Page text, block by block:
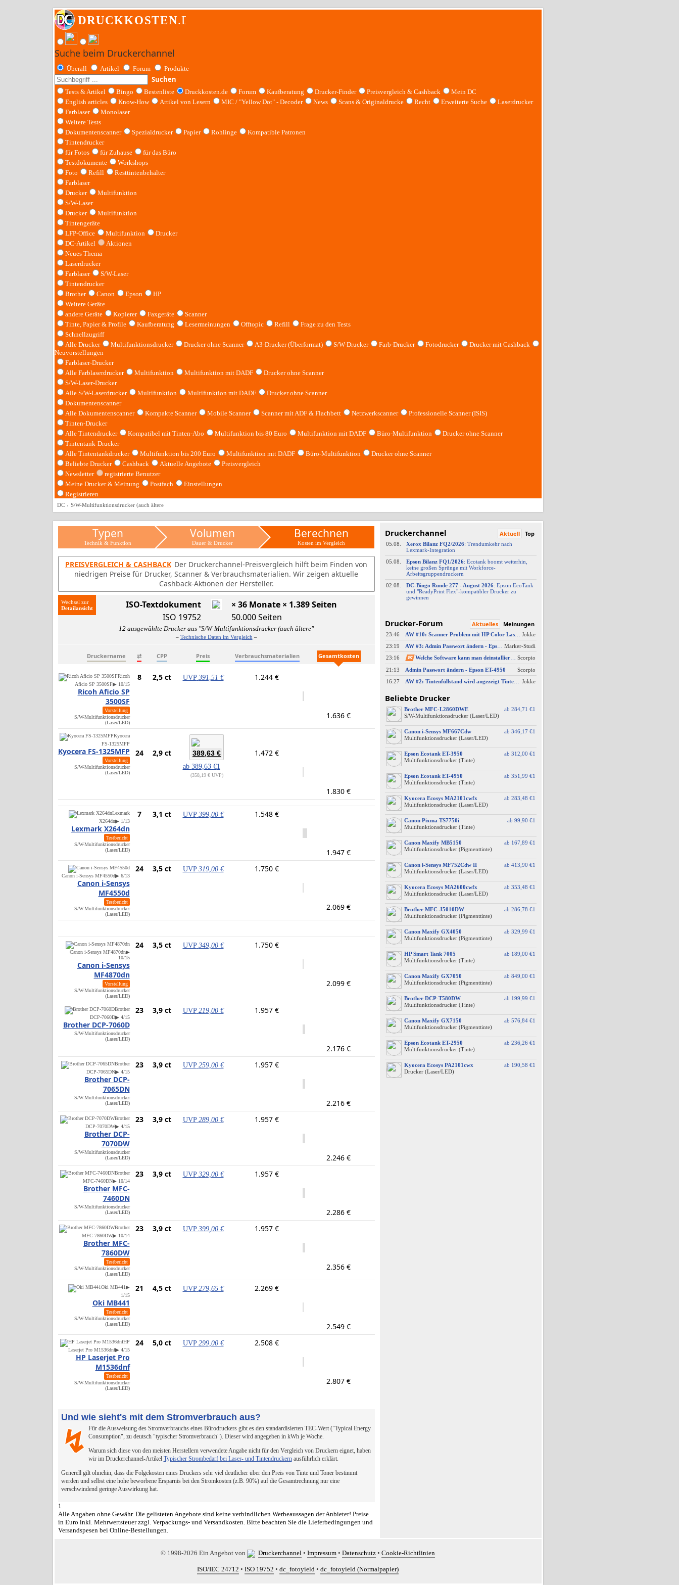
Suche beim Druckerchannel
Überall Artikel Forum Produkte
Suchen
Tests & Artikel Bingo Bestenliste Druckkosten.de Forum Kaufberatung Drucker-Finder Preisvergleich & Cashback
Mein DC
English articles
Know-How Artikel von Lesern MIC / "Yellow Dot" - Decoder News Scans & Originaldrucke Recht Erweiterte Suche
Laserdrucker
Farblaser
Monolaser
Weitere Tests
Dokumentenscanner
Spezialdrucker Papier Rohlinge
Kompatible Patronen
Tintendrucker
für Fotos
für Zuhause
für das Büro
Testdokumente
Workshops
Foto
Refill
Resttintenbehälter
Farblaser
Drucker
Multifunktion
S/W-Laser
Drucker
Multifunktion
Tintengeräte
LFP-Office
Multifunktion
Drucker
DC-Artikel
Aktionen
Neues Thema
Laserdrucker
Farblaser
S/W-Laser
Tintendrucker
Brother
Canon Epson
HP
Weitere Geräte
andere Geräte
Kopierer Faxgeräte
Scanner
Tinte, Papier & Profile
Kaufberatung Lesermeinungen Offtopic Refill
Frage zu den Tests
Schnellzugriff
Alle Drucker
Multifunktionsdrucker Drucker ohne Scanner A3-Drucker (Überformat) S/W-Drucker Farb-Drucker Fotodrucker
Drucker mit Cashback
Neuvorstellungen
Farblaser-Drucker
Alle Farblaserdrucker
Multifunktion Multifunktion mit DADF
Drucker ohne Scanner
S/W-Laser-Drucker
Alle S/W-Laserdrucker
Multifunktion Multifunktion mit DADF
Drucker ohne Scanner
Dokumentenscanner
Alle Dokumentenscanner
Kompakte Scanner Mobile Scanner Scanner mit ADF & Flachbett Netzwerkscanner
Professionelle Scanner (ISIS)
Tinten-Drucker
Alle Tintendrucker
Kompatibel mit Tinten-Abo Multifunktion bis 80 Euro Multifunktion mit DADF Büro-Multifunktion
Drucker ohne Scanner
Tintentank-Drucker
Alle Tintentankdrucker
Multifunktion bis 200 Euro Multifunktion mit DADF Büro-Multifunktion
Drucker ohne Scanner
Beliebte Drucker
Cashback Aktuelle Angebote
Preisvergleich
Newsletter
registrierte Benutzer
Meine Drucker & Meinung
Postfach
Einstellungen
Registrieren
DC S/W-Multifunktionsdrucker (auch ältere
Typen
Technik & Funktion
Volumen
Dauer & Drucker
Berechnen
Kosten im Vergleich
PREISVERGLEICH & CASHBACK Der Druckerchannel-Preisvergleich hilft beim Finden von
niedrigen Preise für Drucker, Scanner & Verbrauchsmaterialien. Wir zeigen aktuelle
Cashback-Aktionen der Hersteller.
Wechsel zur
ISO-Textdokument
ISO 19752
× 36 Monate × 1.389 Seiten
50.000 Seiten
12 ausgewählte Drucker aus "S/W-Multifunktionsdrucker (auch ältere"
– Technische Daten im Vergleich –
Druckername ⇄ CPP Preis Verbrauchsmaterialien Gesamtkosten
Ricoh
Aficio SP 3500SF▶ 10/15
Ricoh Aficio SP
3500SF
Vorstellung
S/W-Multifunktionsdrucker
(Laser/LED)
8 2,5 ct UVP 391,51 € 1.244 €
1.636 €
Kyocera
FS-1325MFP
Kyocera FS-1325MFP
Vorstellung
S/W-Multifunktionsdrucker
(Laser/LED)
24 2,9 ct 389,63 €
ab 389,63 €1
358,19 € UVP
1.472 €
1.830 €
Lexmark
X264dn▶ 1/13
Lexmark X264dn
Testbericht
S/W-Multifunktionsdrucker
(Laser/LED)
7 3,1 ct UVP 399,00 € 1.548 €
1.947 €
Canon i-Sensys MF4550d▶ 6/13
Canon i-Sensys
MF4550d
Testbericht
S/W-Multifunktionsdrucker
(Laser/LED)
24 3,5 ct UVP 319,00 € 1.750 €
2.069 €
Canon i-Sensys MF4870dn▶
10/15
Canon i-Sensys
MF4870dn
Vorstellung
S/W-Multifunktionsdrucker
(Laser/LED)
24 3,5 ct UVP 349,00 € 1.750 €
2.099 €
Brother
DCP-7060D▶ 4/15
Brother DCP-7060D
S/W-Multifunktionsdrucker
(Laser/LED)
23 3,9 ct UVP 219,00 € 1.957 €
2.176 €
Brother
DCP-7065DN▶ 4/15
Brother DCP-
7065DN
S/W-Multifunktionsdrucker
(Laser/LED)
23 3,9 ct UVP 259,00 € 1.957 €
2.216 €
Brother
DCP-7070DW▶ 4/15
Brother DCP-
7070DW
S/W-Multifunktionsdrucker
(Laser/LED)
23 3,9 ct UVP 289,00 € 1.957 €
2.246 €
Brother
MFC-7460DN▶ 10/14
Brother MFC-
7460DN
S/W-Multifunktionsdrucker
(Laser/LED)
23 3,9 ct UVP 329,00 € 1.957 €
2.286 €
Brother
MFC-7860DW▶ 10/14
Brother MFC-
7860DW
Testbericht
S/W-Multifunktionsdrucker
(Laser/LED)
23 3,9 ct UVP 399,00 € 1.957 €
2.356 €
Oki MB441▶
1/15
Oki MB441
Testbericht
S/W-Multifunktionsdrucker
(Laser/LED)
21 4,5 ct UVP 279,65 € 2.269 €
2.549 €
HP
Laserjet Pro M1536dnf▶ 4/15
HP Laserjet Pro
M1536dnf
Testbericht
S/W-Multifunktionsdrucker
(Laser/LED)
24 5,0 ct UVP 299,00 € 2.508 €
2.807 €
Und wie sieht's mit dem Stromverbrauch aus?
↯
Für die Ausweisung des Stromverbrauchs eines Bürodruckers gibt es den standardisierten TEC-Wert ("Typical Energy
Consumption", zu deutsch "typischer Stromverbrauch"). Dieser wird angegeben in kWh je Woche.
Warum sich diese von den meisten Herstellern verwendete Angabe nicht für den Vergleich von Druckern eignet, haben
wir im Druckerchannel-Artikel Typischer Strombedarf bei Laser- und Tintendruckernausführlich erklärt.
Generell gilt ohnehin, dass die Folgekosten eines Druckers sehr viel deutlicher über den Preis von Tinte und Toner bestimmt
werden und selbst eine hohe beworbene Ersparnis bei den Stromkosten (z.B. 90%) auf die Gesamtrechnung nur eine
verschwindend geringe Auswirkung hat.
1
Alle Angaben ohne Gewähr. Die gelisteten Angebote sind keine verbindlichen Werbeaussagen der Anbieter! Preise
in Euro inkl. Mehrwertsteuer zzgl. Verpackungs- und Versandkosten. Bitte beachten Sie die Lieferbedingungen und
Versandspesen bei Online-Bestellungen.
Druckerchannel Aktuell Top
05.08. Xerox Bilanz FQ2/2026: Trendumkehr nach
Lexmark-​Integration
05.08.
Epson Bilanz FQ1/2026: Ecotank boomt weiterhin,
keine großen Sprünge mit Workforce-​
Arbeitsgruppendruckern
02.08.
DC-​Bingo Runde 277 -​ August 2026: Epson EcoTank
und "ReadyPrint Flex"-​kompatibler Drucker zu
gewinnen
Drucker-Forum Aktuelles Meinungen
23:46 AW #10: Scanner Problem mit HP Color Laserjet Pro MFP M479fdw
Jokke
23:19
AW #3: Admin Passwort ändern - Epson ET-4950
Marker-Studi
23:16
✉ Welche Software kann man deinstallieren - welche ich zwingend erforderlich
Scorpio
21:13
Admin Passwort ändern - Epson ET-4950
Scorpio
16:27
AW #2: Tintenfüllstand wird angezeigt Tintenfüllstand wird angezeigt, aber unter Druckkopf-Status -- Jokke
Beliebte Drucker
ab 284,71 €1
Brother MFC-L2860DWE
S/W-Multifunktionsdrucker (Laser/LED)
ab 346,17 €1
Canon i-Sensys MF667Cdw
Multifunktionsdrucker (Laser/LED)
ab 312,00 €1
Epson Ecotank ET-3950
Multifunktionsdrucker (Tinte)
ab 351,99 €1
Epson Ecotank ET-4950
Multifunktionsdrucker (Tinte)
ab 283,48 €1
Kyocera Ecosys MA2101cwfx
Multifunktionsdrucker (Laser/LED)
ab 99,90 €1
Canon Pixma TS7750i
Multifunktionsdrucker (Tinte)
ab 167,89 €1
Canon Maxify MB5150
Multifunktionsdrucker (Pigmenttinte)
ab 413,90 €1
Canon i-Sensys MF752Cdw II
Multifunktionsdrucker (Laser/LED)
ab 353,48 €1
Kyocera Ecosys MA2600cwfx
Multifunktionsdrucker (Laser/LED)
ab 286,78 €1
Brother MFC-J5010DW
Multifunktionsdrucker (Pigmenttinte)
ab 329,99 €1
Canon Maxify GX4050
Multifunktionsdrucker (Pigmenttinte)
ab 189,00 €1
HP Smart Tank 7005
Multifunktionsdrucker (Tinte)
ab 849,00 €1
Canon Maxify GX7050
Multifunktionsdrucker (Pigmenttinte)
ab 199,99 €1
Brother DCP-T580DW
Multifunktionsdrucker (Tinte)
ab 576,84 €1
Canon Maxify GX7150
Multifunktionsdrucker (Pigmenttinte)
ab 236,26 €1
Epson Ecotank ET-2950
Multifunktionsdrucker (Tinte)
ab 190,58 €1
Kyocera Ecosys PA2101cwx
Drucker (Laser/LED)
© 1998-2026 Ein Angebot von Druckerchannel • Impressum • Datenschutz • Cookie-Richtlinien
ISO/IEC 24712 • ISO 19752 • dc_fotoyield • dc_fotoyield (Normalpapier)